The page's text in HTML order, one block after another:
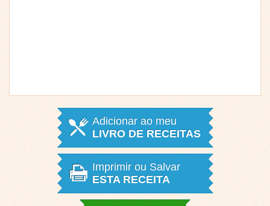
Adicionar ao meu
LIVRO DE RECEITAS
Imprimir ou Salvar
ESTA RECEITA